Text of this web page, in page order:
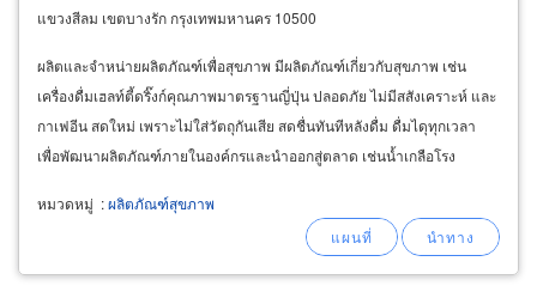
แขวงสีลม เขตบางรัก กรุงเทพมหานคร 10500
ผลิตและจำหน่ายผลิตภัณฑ์เพื่อสุขภาพ มีผลิตภัณฑ์เกี่ยวกับสุขภาพ เช่น
เครื่องดื่มเฮลท์ตี้ดริ๊งก์คุณภาพมาตรฐานญี่ปุ่น ปลอดภัย ไม่มีสสังเคราะห์ และ
กาเฟอีน สดใหม่ เพราะไม่ใส่วัตถุกันเสีย สดชื่นทันทีหลังดื่ม ดื่มไดุทุกเวลา
เพื่อพัฒนาผลิตภัณฑ์ภายในองค์กรและนำออกสู่ตลาด เช่นน้ำเกลือโรง
หมวดหมู่ :ผลิตภัณฑ์สุขภาพ